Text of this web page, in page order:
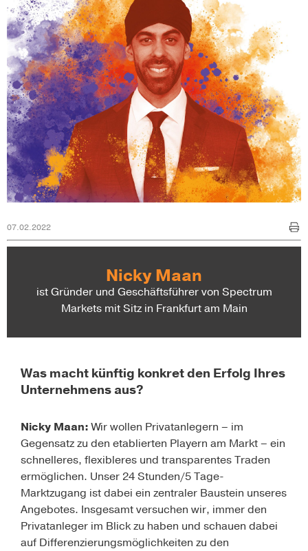
07.02.2022
Nicky Maan
ist Gründer und Geschäftsführer von Spectrum
Markets mit Sitz in Frankfurt am Main
Was macht künftig konkret den Erfolg Ihres
Unternehmens aus?
Nicky Maan:Wir wollen Privatanlegern – im
Gegensatz zu den etablierten Playern am Markt – ein
schnelleres, flexibleres und transparentes Traden
ermöglichen. Unser 24 Stunden/5 Tage-
Marktzugang ist dabei ein zentraler Baustein unseres
Angebotes. Insgesamt versuchen wir, immer den
Privatanleger im Blick zu haben und schauen dabei
auf Differenzierungsmöglichkeiten zu den